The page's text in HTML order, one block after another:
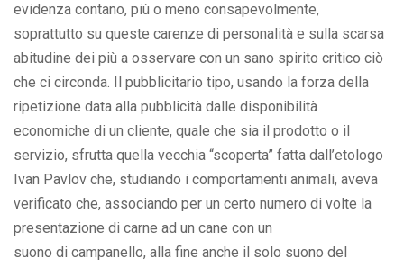
evidenza contano, più o meno consapevolmente,
soprattutto su queste carenze di personalità e sulla scarsa
abitudine dei più a osservare con un sano spirito critico ciò
che ci circonda. Il pubblicitario tipo, usando la forza della
ripetizione data alla pubblicità dalle disponibilità
economiche di un cliente, quale che sia il prodotto o il
servizio, sfrutta quella vecchia “scoperta” fatta dall’etologo
Ivan Pavlov che, studiando i comportamenti animali, aveva
verificato che, associando per un certo numero di volte la
presentazione di carne ad un cane con un
suono di campanello, alla fine anche il solo suono del